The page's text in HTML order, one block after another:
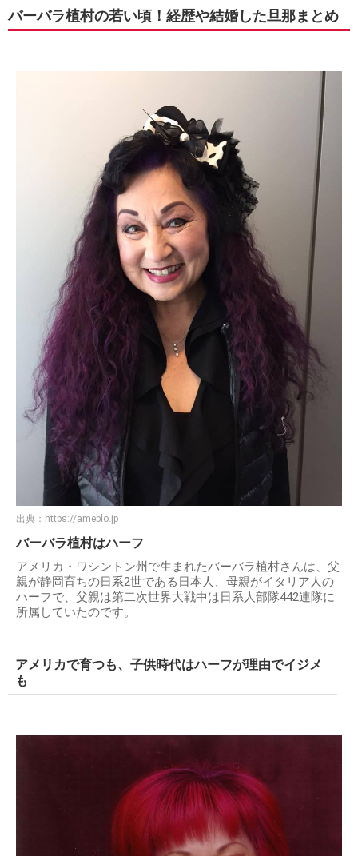
バーバラ植村の若い頃！経歴や結婚した旦那まとめ
出典： https://ameblo.jp
バーバラ植村はハーフ
アメリカ・ワシントン州で生まれたバーバラ植村さんは、父
親が静岡育ちの日系2世である日本人、母親がイタリア人の
ハーフで、父親は第二次世界大戦中は日系人部隊442連隊に
所属していたのです。
アメリカで育つも、子供時代はハーフが理由でイジメ
も